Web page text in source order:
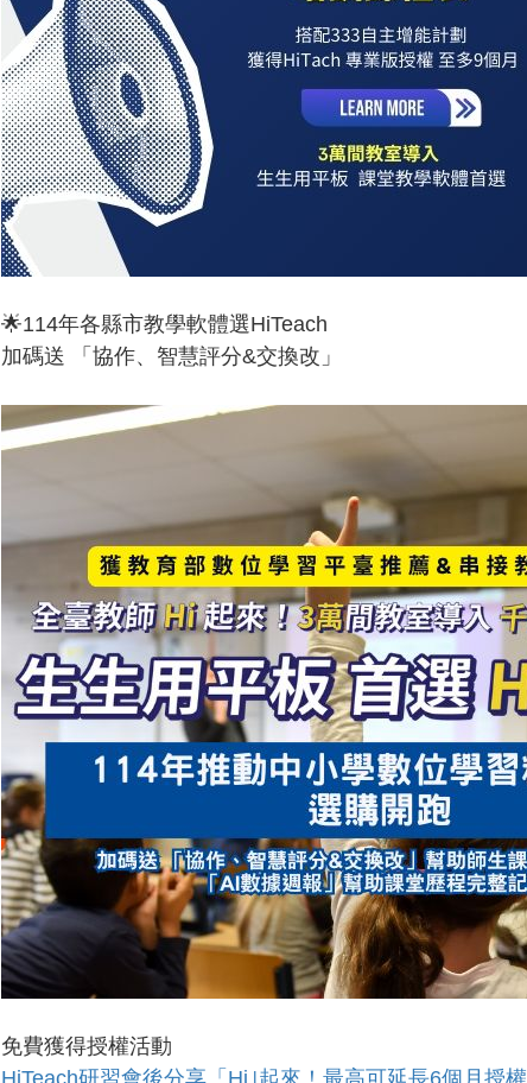
🌟114年各縣市教學軟體選HiTeach
加碼送 「協作、智慧評分&交換改」
免費獲得授權活動
HiTeach研習會後分享「Hi｣起來！最高可延長6個月授權